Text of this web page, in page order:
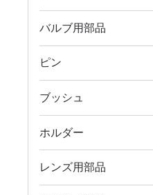
バルブ用部品
ピン
ブッシュ
ホルダー
レンズ用部品